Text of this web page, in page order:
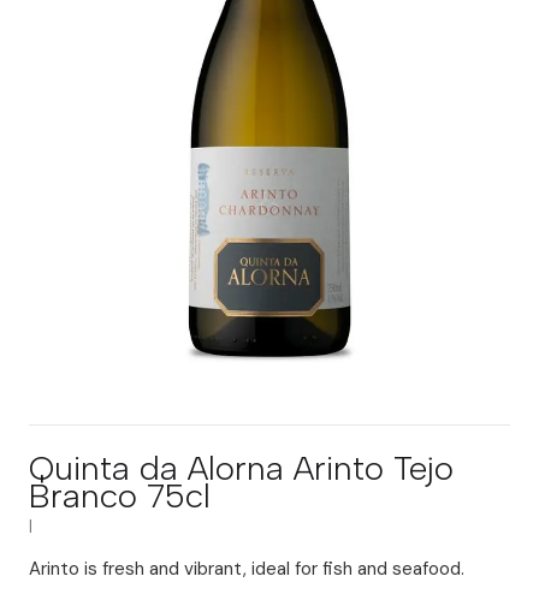
Quinta da Alorna Arinto Tejo
Branco 75cl
Arinto is fresh and vibrant, ideal for fish and seafood.